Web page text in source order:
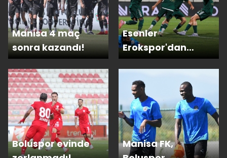
Manisa 4 maç
sonra kazandı!
Esenler
Erokspor'dan
muhteşem geri
Boluspor evinde
Manisa FK,